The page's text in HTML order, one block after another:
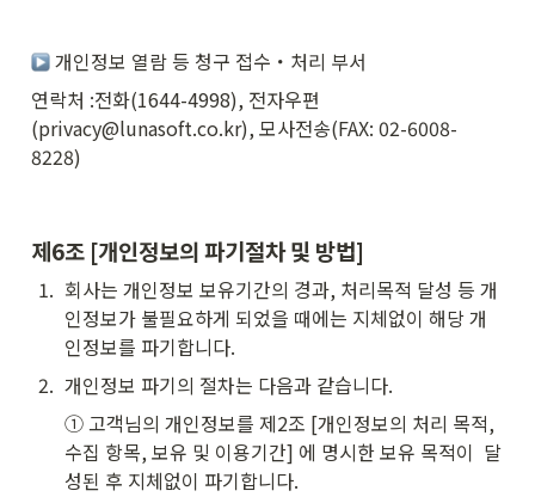
개인정보 열람 등 청구 접수・처리 부서
연락처 :전화(1644-4998), 전자우편
(privacy@lunasoft.co.kr), 모사전송(FAX: 02-6008-
8228)
제6조 [개인정보의 파기절차 및 방법]
1. 회사는 개인정보 보유기간의 경과, 처리목적 달성 등 개
인정보가 불필요하게 되었을 때에는 지체없이 해당 개
인정보를 파기합니다.
2. 개인정보 파기의 절차는 다음과 같습니다.
① 고객님의 개인정보를 제2조 [개인정보의 처리 목적,
수집 항목, 보유 및 이용기간] 에 명시한 보유 목적이  달
성된 후 지체없이 파기합니다.